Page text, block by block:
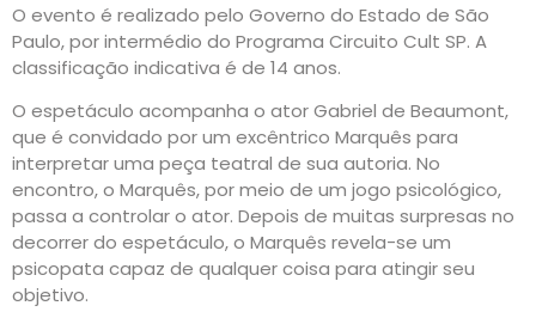
O evento é realizado pelo Governo do Estado de São
Paulo, por intermédio do Programa Circuito Cult SP. A
classificação indicativa é de 14 anos.
O espetáculo acompanha o ator Gabriel de Beaumont,
que é convidado por um excêntrico Marquês para
interpretar uma peça teatral de sua autoria. No
encontro, o Marquês, por meio de um jogo psicológico,
passa a controlar o ator. Depois de muitas surpresas no
decorrer do espetáculo, o Marquês revela-se um
psicopata capaz de qualquer coisa para atingir seu
objetivo.